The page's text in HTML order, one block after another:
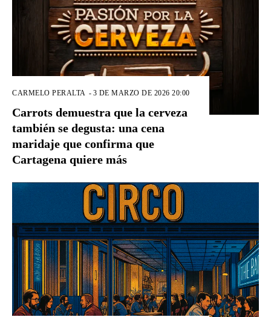
CARMELO PERALTA - 3 DE MARZO DE 2026 20:00
Carrots demuestra que la cerveza
también se degusta: una cena
maridaje que confirma que
Cartagena quiere más